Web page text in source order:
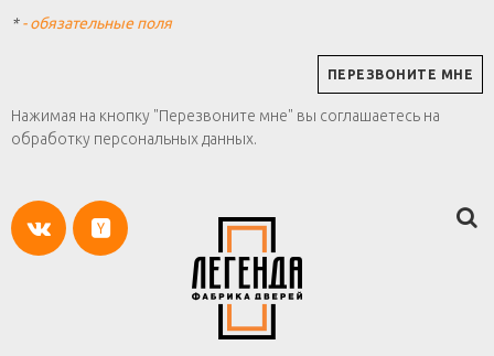
*- обязательные поля
Нажимая на кнопку "Перезвоните мне" вы соглашаетесь на
обработку персональных данных.